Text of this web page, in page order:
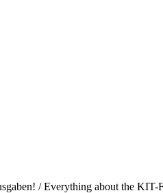
/ Everything about the KIT-